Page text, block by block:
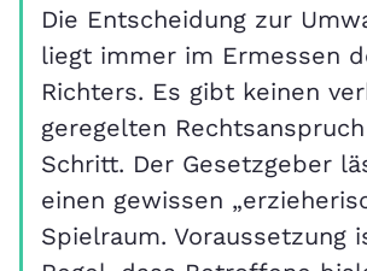
Die Entscheidung zur
liegt immer im Ermessen
Richters. Es gibt keinen
geregelten
Schritt. Der Gesetzgeber
einen gewissen
Spielraum. Voraussetzung